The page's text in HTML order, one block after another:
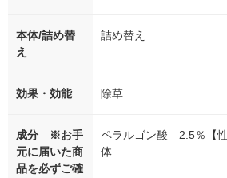
本体/詰め替
え
詰め替え
効果・効能 除草
成分 ※お手
元に届いた商
品を必ずご確
ペラルゴン酸 2.5％【
体